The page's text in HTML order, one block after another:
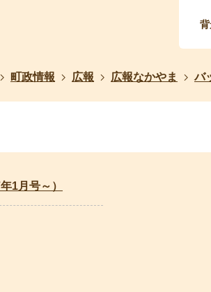
町政情報 広報 広報なかやま バ
1月号～）